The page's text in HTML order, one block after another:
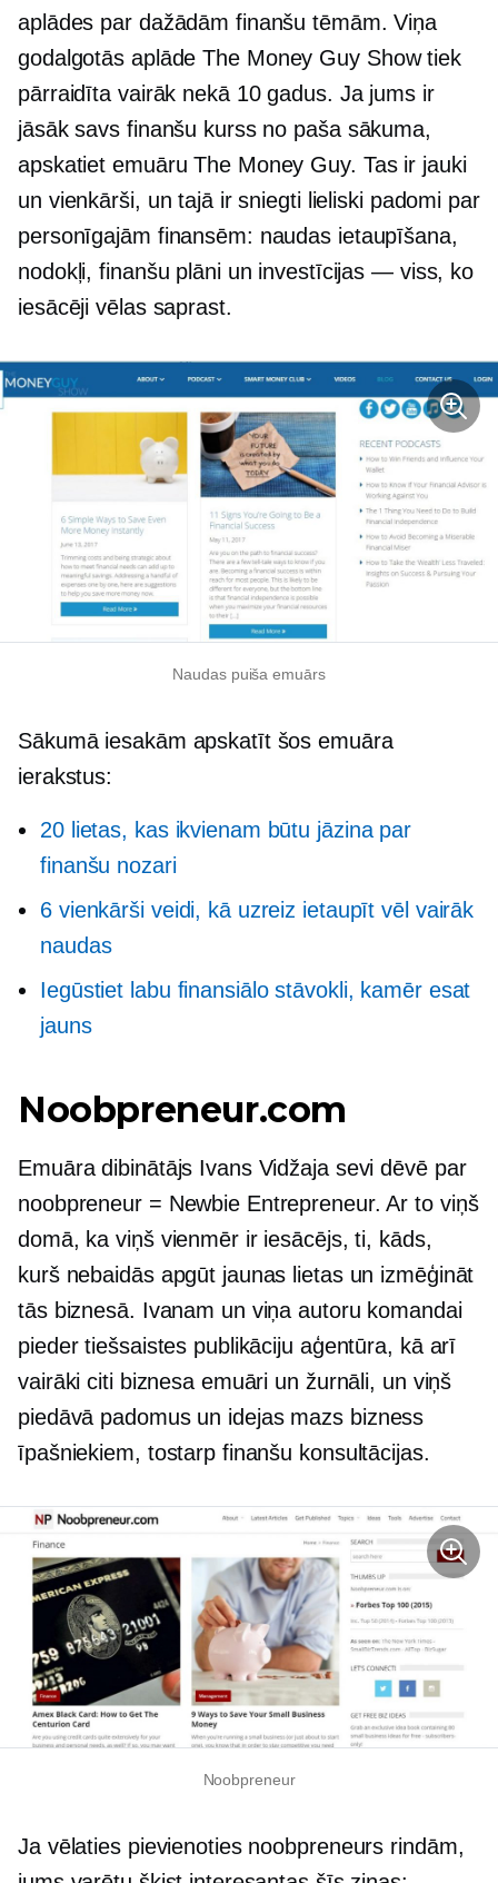
aplādes par dažādām finanšu tēmām. Viņa
godalgotās aplāde The Money Guy Show tiek
pārraidīta vairāk nekā 10 gadus. Ja jums ir
jāsāk savs finanšu kurss no paša sākuma,
apskatiet emuāru The Money Guy. Tas ir jauki
un vienkārši, un tajā ir sniegti lieliski padomi par
personīgajām finansēm: naudas ietaupīšana,
nodokļi, finanšu plāni un investīcijas — viss, ko
iesācēji vēlas saprast.
Naudas puiša emuārs
Sākumā iesakām apskatīt šos emuāra
ierakstus:
20 lietas, kas ikvienam būtu jāzina par
finanšu nozari
6 vienkārši veidi, kā uzreiz ietaupīt vēl vairāk
naudas
Iegūstiet labu finansiālo stāvokli, kamēr esat
jauns
Noobpreneur.com
Emuāra dibinātājs Ivans Vidžaja sevi dēvē par
noobpreneur = Newbie Entrepreneur. Ar to viņš
domā, ka viņš vienmēr ir iesācējs, ti, kāds,
kurš nebaidās apgūt jaunas lietas un izmēģināt
tās biznesā. Ivanam un viņa autoru komandai
pieder tiešsaistes publikāciju aģentūra, kā arī
vairāki citi biznesa emuāri un žurnāli, un viņš
piedāvā padomus un idejas mazs bizness
īpašniekiem, tostarp finanšu konsultācijas.
Noobpreneur
Ja vēlaties pievienoties noobpreneurs rindām,